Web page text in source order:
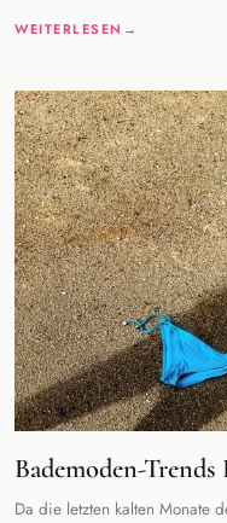
WEITERLESEN
Bademoden-
Da die letzten kalten Monate